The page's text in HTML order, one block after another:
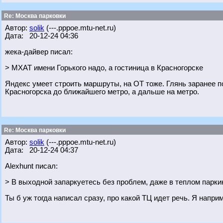
Re: Москва парковки
Автор: solik (---.pppoe.mtu-net.ru)
Дата: 20-12-24 04:36
жека-дайвер писал:
> МХАТ имени Горького надо, а гостиница в Красногорске
Яндекс умеет строить маршруты, на ОТ тоже. Глянь заранее
Красногорска до ближайшего метро, а дальше на метро.
Re: Москва парковки
Автор: solik (---.pppoe.mtu-net.ru)
Дата: 20-12-24 04:37
Alexhunt писал:
> В выходной запаркуетесь без проблем, даже в теплом
Ты б уж тогда написал сразу, про какой ТЦ идет речь. Я